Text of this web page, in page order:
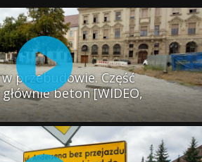
w przebudowie. Część
beton [WIDEO,